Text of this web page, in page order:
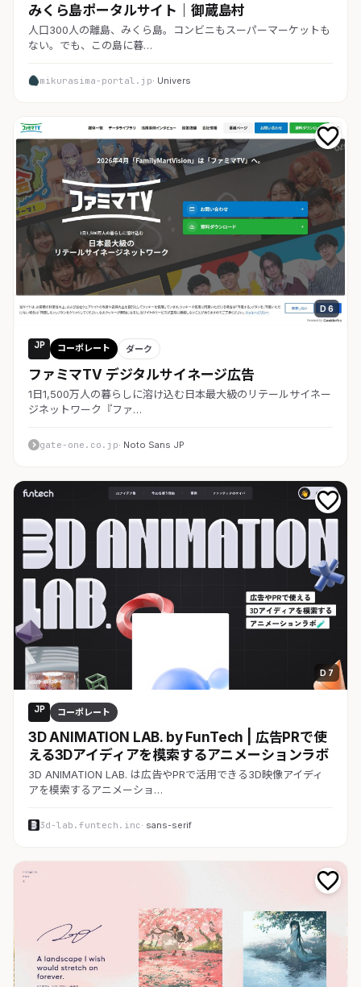
みくら島ポータルサイト｜御蔵島村
人口300人の離島、みくら島。コンビニもスーパーマーケットも
ない。でも、この島に暮…
mikurasima-portal.jp· Univers
D 6
JP コーポレート ダーク
ファミマTV デジタルサイネージ広告
1日1,500万人の暮らしに溶け込む日本最大級のリテールサイネー
ジネットワーク『ファ…
gate-one.co.jp· Noto Sans JP
D 7
JP コーポレート
3D ANIMATION LAB. by FunTech | 広告PRで使
える3Dアイディアを模索するアニメーションラボ
3D ANIMATION LAB. は広告やPRで活用できる3D映像アイディ
アを模索するアニメーショ…
3d-lab.funtech.inc· sans-serif